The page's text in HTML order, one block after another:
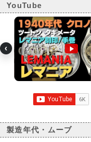
YouTube
‹
製造年代・ムーブ